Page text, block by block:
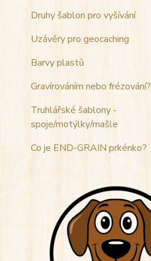
Druhy šablon pro vyšívání
Uzávěry pro geocaching
Barvy plastů
Gravírováním nebo frézování?
Truhlářské šablony -
spoje/motýlky/mašle
Co je END-GRAIN prkénko?